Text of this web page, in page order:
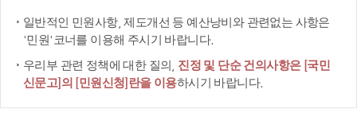
일반적인 민원사항, 제도개선 등 예산낭비와 관련없는 사항은
'민원'코너를 이용해 주시기 바랍니다.
우리부 관련 정책에 대한 질의, 진정 및 단순 건의사항은 [국민
신문고]의 [민원신청]란을 이용하시기 바랍니다.